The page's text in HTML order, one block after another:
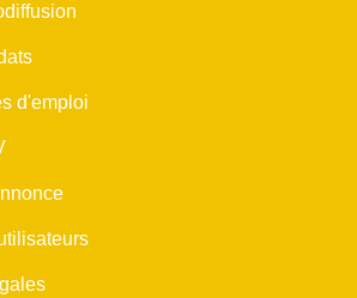
d'emploi